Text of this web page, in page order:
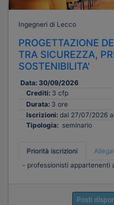
Ingegneri di Lecco
PROGETTAZIONE
TRA SICUREZZA,
SOSTENIBILITA'
Data: 30/09/2026
Crediti: 3 cfp
Durata: 3 ore
Iscrizioni: dal 27/07/2026
Tipologia: seminario
Priorità iscrizioni
- professionisti appartenenti
Posti